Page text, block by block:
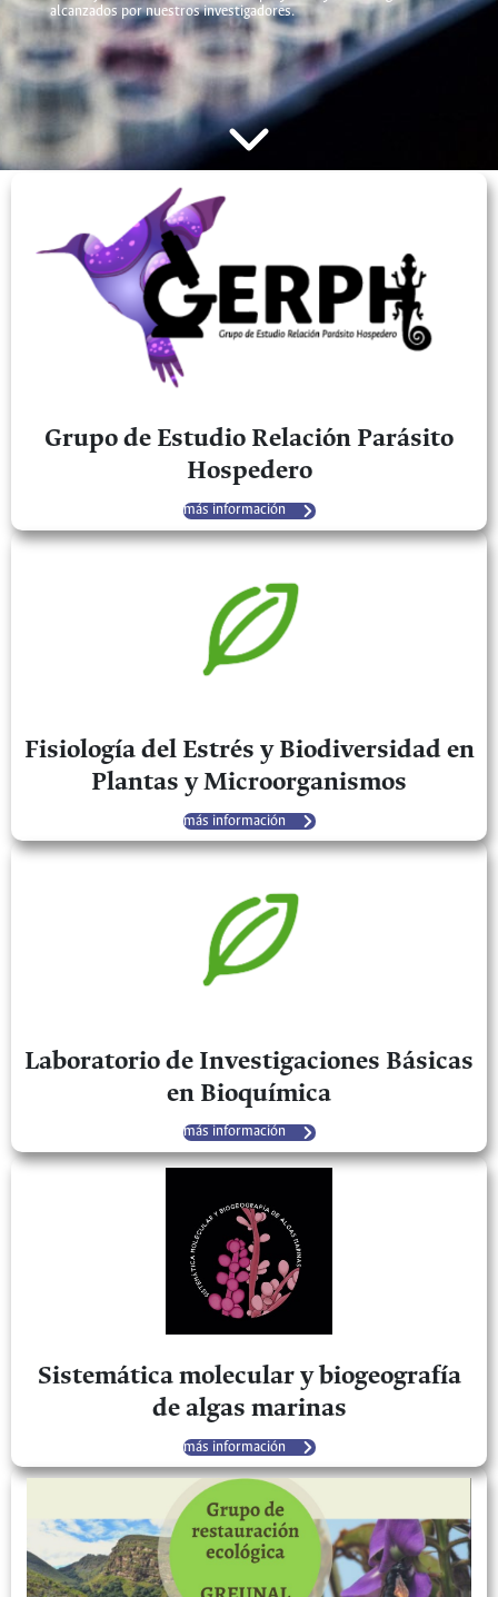
alcanzados por nuestros investigadores.
Grupo de Estudio Relación Parásito
Hospedero
más información
Fisiología del Estrés y Biodiversidad en
Plantas y Microorganismos
más información
Laboratorio de Investigaciones Básicas
en Bioquímica
más información
Sistemática molecular y biogeografía
de algas marinas
más información